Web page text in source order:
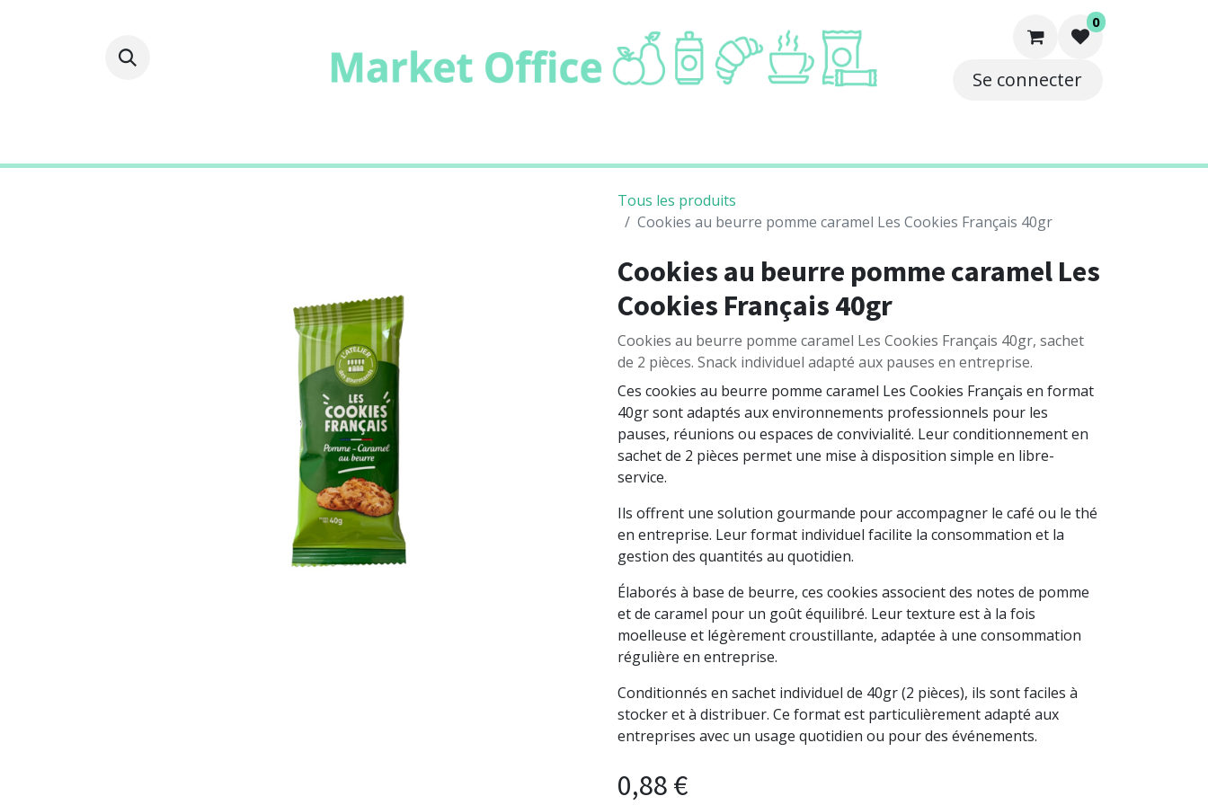
0
Se connecter
Tous les produits
Cookies au beurre pomme caramel Les Cookies Français 40gr
Cookies au beurre pomme caramel Les
Cookies Français 40gr
Cookies au beurre pomme caramel Les Cookies Français 40gr, sachet
de 2 pièces. Snack individuel adapté aux pauses en entreprise.
Ces cookies au beurre pomme caramel Les Cookies Français en format
40gr sont adaptés aux environnements professionnels pour les
pauses, réunions ou espaces de convivialité. Leur conditionnement en
sachet de 2 pièces permet une mise à disposition simple en libre-
service.
Ils offrent une solution gourmande pour accompagner le café ou le thé
en entreprise. Leur format individuel facilite la consommation et la
gestion des quantités au quotidien.
Élaborés à base de beurre, ces cookies associent des notes de pomme
et de caramel pour un goût équilibré. Leur texture est à la fois
moelleuse et légèrement croustillante, adaptée à une consommation
régulière en entreprise.
Conditionnés en sachet individuel de 40gr (2 pièces), ils sont faciles à
stocker et à distribuer. Ce format est particulièrement adapté aux
entreprises avec un usage quotidien ou pour des événements.
0,88 €